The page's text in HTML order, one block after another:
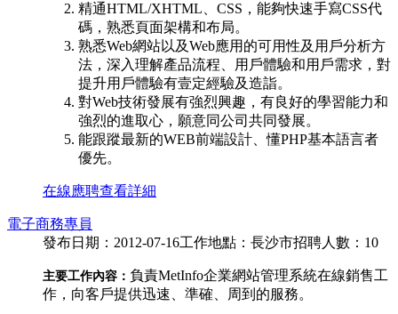
精通HTML/XHTML、CSS，能夠快速手寫CSS代
碼，熟悉頁面架構和布局。
熟悉Web網站以及Web應用的可用性及用戶分析方
法，深入理解產品流程、用戶體驗和用戶需求，對
提升用戶體驗有壹定經驗及造詣。
對Web技術發展有強烈興趣，有良好的學習能力和
強烈的進取心，願意同公司共同發展。
能跟蹤最新的WEB前端設計、懂PHP基本語言者
優先。
在線應聘查看詳細
電子商務專員
發布日期：2012-07-16工作地點：長沙市招聘人數：10
主要工作內容： 負責MetInfo企業網站管理系統在線銷售工
作，向客戶提供迅速、準確、周到的服務。